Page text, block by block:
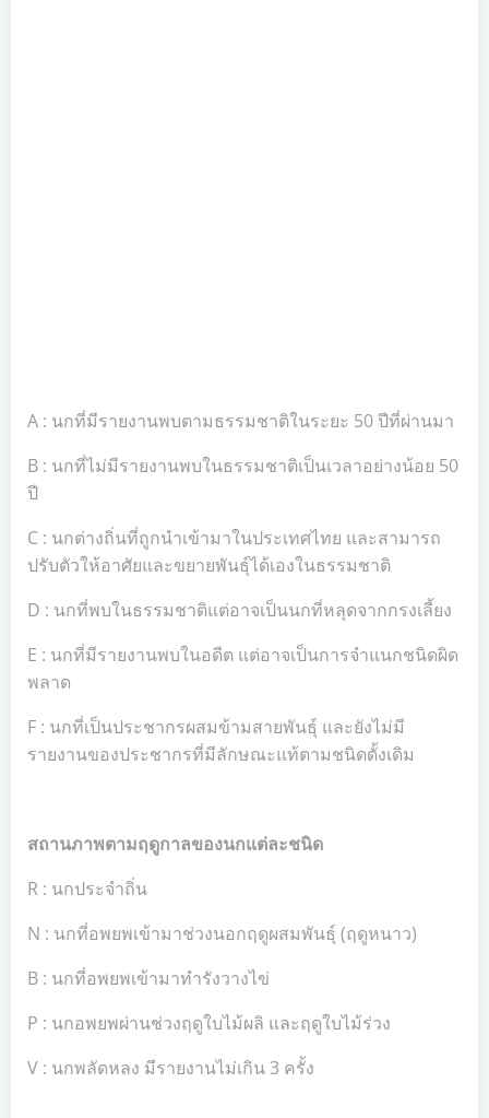
A : นกที่มีรายงานพบตามธรรมชาติในระยะ 50 ปีที่ผ่านมา
B : นกที่ไม่มีรายงานพบในธรรมชาติเป็นเวลาอย่างน้อย 50
ปี
C : นกต่างถิ่นที่ถูกนำเข้ามาในประเทศไทย และสามารถ
ปรับตัวให้อาศัยและขยายพันธุ์ได้เองในธรรมชาติ
D : นกที่พบในธรรมชาติแต่อาจเป็นนกที่หลุดจากกรงเลี้ยง
E : นกที่มีรายงานพบในอดีต แต่อาจเป็นการจำแนกชนิดผิด
พลาด
F : นกที่เป็นประชากรผสมข้ามสายพันธุ์ และยังไม่มี
รายงานของประชากรที่มีลักษณะแท้ตามชนิดดั้งเดิม
สถานภาพตามฤดูกาลของนกแต่ละชนิด
R : นกประจำถิ่น
N : นกที่อพยพเข้ามาช่วงนอกฤดูผสมพันธุ์ (ฤดูหนาว)
B : นกที่อพยพเข้ามาทำรังวางไข่
P : นกอพยพผ่านช่วงฤดูใบไม้ผลิ และฤดูใบไม้ร่วง
V : นกพลัดหลง มีรายงานไม่เกิน 3 ครั้ง